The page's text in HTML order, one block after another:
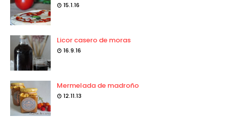
15.1.16
Licor casero de moras
16.9.16
Mermelada de madroño
12.11.13